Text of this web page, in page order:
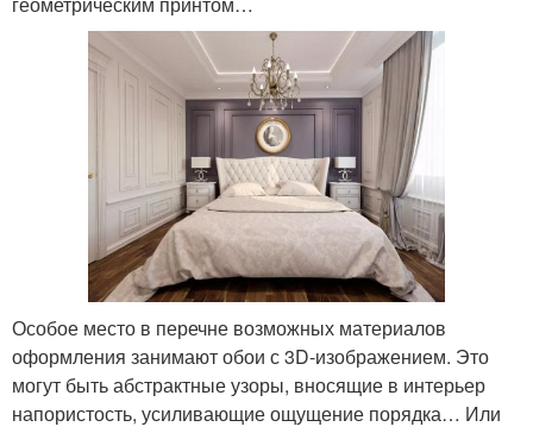
Особое место в перечне возможных материалов
оформления занимают обои с 3D-изображением. Это
могут быть абстрактные узоры, вносящие в интерьер
напористость, усиливающие ощущение порядка… Или